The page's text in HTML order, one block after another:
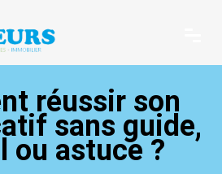
réussir son
sans guide,
ou astuce ?